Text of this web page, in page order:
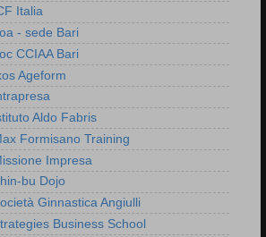
Italia
- sede Bari
CCIAA Bari
Ageform
Aldo Fabris
Formisano Training
Impresa
bu Dojo
Ginnastica Angiulli
Business School